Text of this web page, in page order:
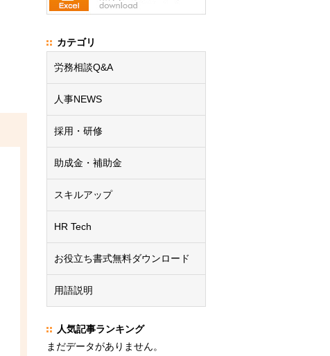
カテゴリ
労務相談Q&A
人事NEWS
採用・研修
助成金・補助金
スキルアップ
HR Tech
お役立ち書式無料ダウンロード
用語説明
人気記事ランキング
まだデータがありません。